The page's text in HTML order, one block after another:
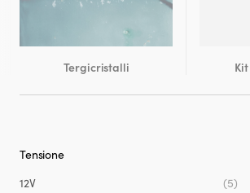
Tergicristalli
Tensione
12V
(5)